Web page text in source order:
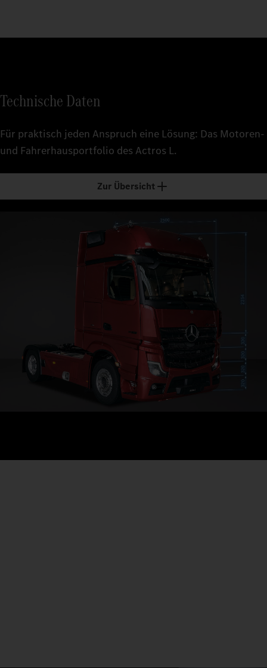
Technische Daten
Für praktisch jeden Anspruch eine Lösung: Das Motoren-
und Fahrerhausportfolio des Actros L.
Zur Übersicht